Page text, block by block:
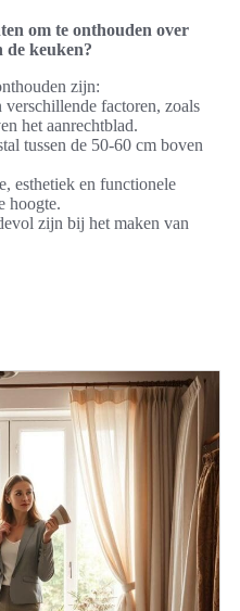
om te onthouden over
de keuken?
zijn:
factoren, zoals
het aanrechtblad.
tussen de 50-60 cm boven
esthetiek en functionele
hoogte.
zijn bij het maken van